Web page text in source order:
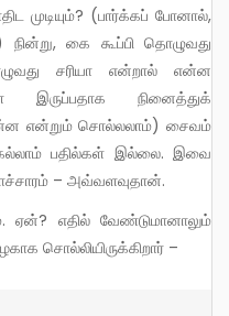
முடியும்? (பார்க்கப் போனால்,
நின்று, கை கூப்பி தொழுவது
சரியா என்றால் என்ன
நினைத்துக்
என்றும் சொல்லலாம்) சைவம்
பதில்கள் இல்லை. இவை
– அவ்வளவுதான்.
சொல்லியிருக்கிறார் –